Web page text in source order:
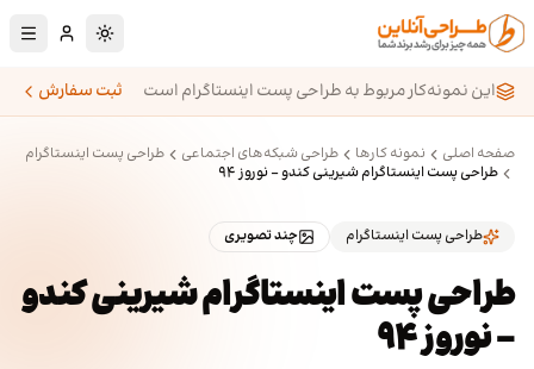
پرش به محتوای اصلی
تغییر به حالت
این نمونه‌کار مربوط به طراحی پست اینستاگرام است
ثبت سفارش
صفحه اصلی نمونه کارها طراحی شبکه‌های اجتماعی
طراحی پست اینستاگرام
طراحی پست اینستاگرام شیرینی کندو - نوروز ۹۴
طراحی پست اینستاگرام چند تصویری
طراحی پست اینستاگرام شیرینی کندو
- نوروز ۹۴